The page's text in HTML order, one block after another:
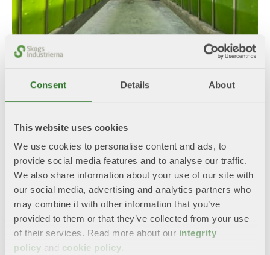
Consent Details About
This website uses cookies
We use cookies to personalise content and ads, to
provide social media features and to analyse our traffic.
We also share information about your use of our site with
our social media, advertising and analytics partners who
may combine it with other information that you’ve
provided to them or that they’ve collected from your use
of their services. Read more about our integrity
policy and cookie policy
Från pappersmassa till djurfoder
2023-10-29
rökgaser samt kan de kan bli nya produkter?
Läs mer
Dela med dig!
TwitterLinkedInFacebookMail